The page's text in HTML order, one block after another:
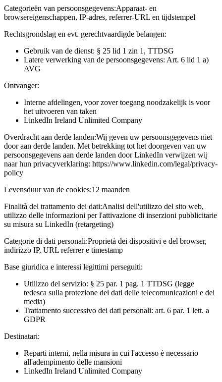
Categorieën van persoonsgegevens:Apparaat- en
browsereigenschappen, IP-adres, referrer-URL en tijdstempel
Rechtsgrondslag en evt. gerechtvaardigde belangen:
Gebruik van de dienst: § 25 lid 1 zin 1, TTDSG
Latere verwerking van de persoonsgegevens: Art. 6 lid 1 a)
AVG
Ontvanger:
Interne afdelingen, voor zover toegang noodzakelijk is voor
het uitvoeren van taken
LinkedIn Ireland Unlimited Company
Overdracht aan derde landen:Wij geven uw persoonsgegevens niet
door aan derde landen. Met betrekking tot het doorgeven van uw
persoonsgegevens aan derde landen door LinkedIn verwijzen wij
naar hun privacyverklaring: https://www.linkedin.com/legal/privacy-
policy
Levensduur van de cookies:12 maanden
Finalità del trattamento dei dati:Analisi dell'utilizzo del sito web,
utilizzo delle informazioni per l'attivazione di inserzioni pubblicitarie
su misura su LinkedIn (retargeting)
Categorie di dati personali:Proprietà dei dispositivi e del browser,
indirizzo IP, URL referrer e timestamp
Base giuridica e interessi legittimi perseguiti:
Utilizzo del servizio: § 25 par. 1 pag. 1 TTDSG (legge
tedesca sulla protezione dei dati delle telecomunicazioni e dei
media)
Trattamento successivo dei dati personali: art. 6 par. 1 lett. a
GDPR
Destinatari:
Reparti interni, nella misura in cui l'accesso è necessario
all'adempimento delle mansioni
LinkedIn Ireland Unlimited Company